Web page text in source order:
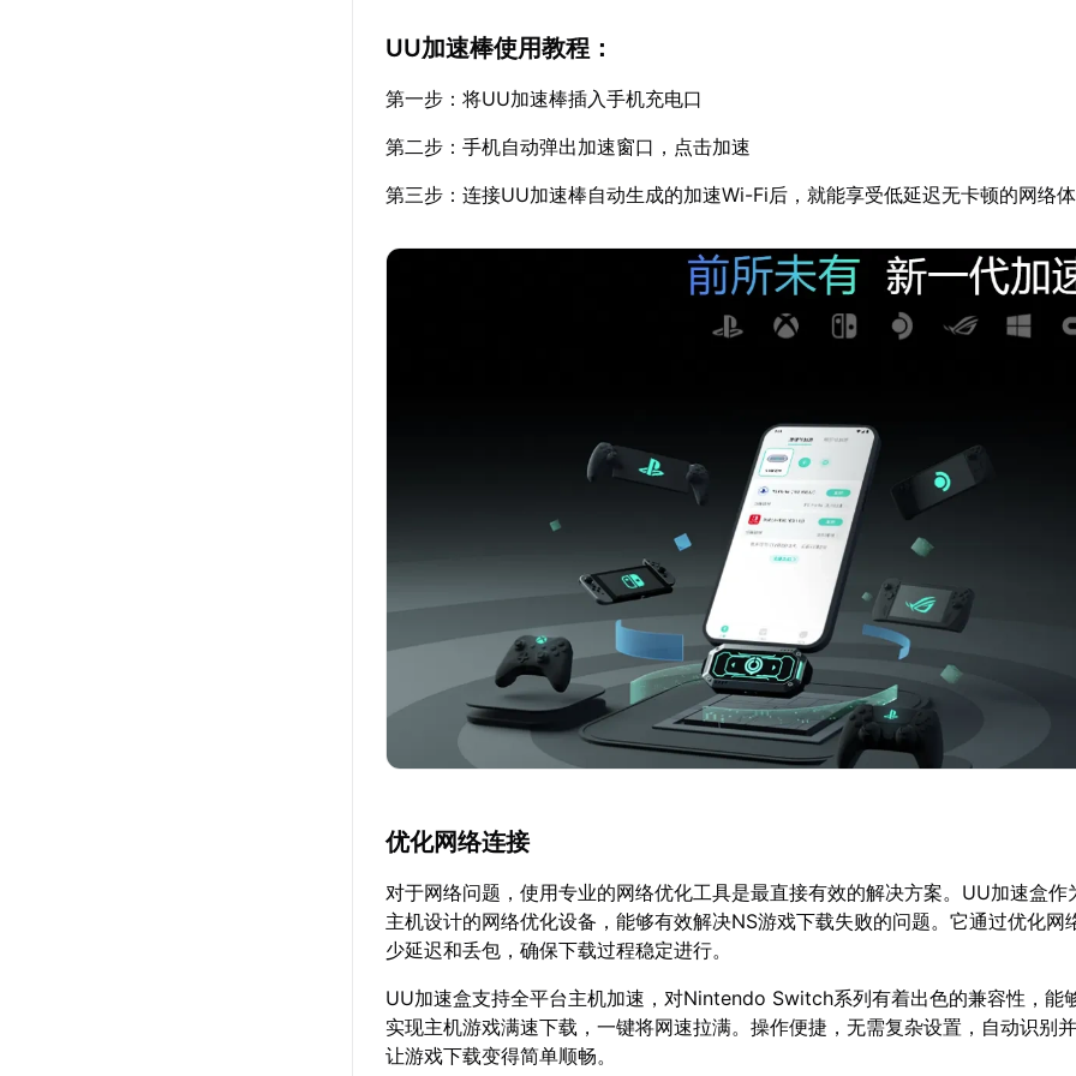
UU加速棒使用教程：
第一步：将UU加速棒插入手机充电口
第二步：手机自动弹出加速窗口，点击加速
第三步：连接UU加速棒自动生成的加速Wi-Fi后，就能享受低延迟无卡顿的网络
优化网络连接
对于网络问题，使用专业的网络优化工具是最直接有效的解决方案。UU加速盒作
主机设计的网络优化设备，能够有效解决NS游戏下载失败的问题。它通过优化网
少延迟和丢包，确保下载过程稳定进行。
UU加速盒支持全平台主机加速，对Nintendo Switch系列有着出色的兼容性，能
实现主机游戏满速下载，一键将网速拉满。操作便捷，无需复杂设置，自动识别
让游戏下载变得简单顺畅。